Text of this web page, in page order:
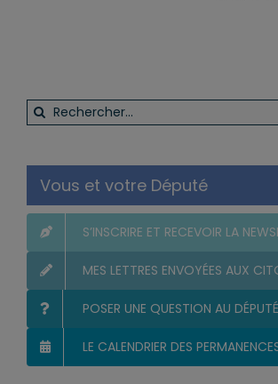
Vous et votre Député
S’INSCRIRE ET RECEVOIR LA
POSER UNE QUESTION AU DÉPUTÉ